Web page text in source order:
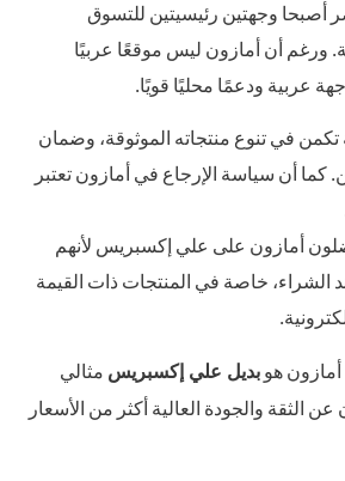
أصبحا وجهتين رئيسيتين للتسوق
ورغم أن أمازون ليس موقعًا عربيًا
عربية ودعمًا محليًا قويًا.
تكمن في تنوع منتجاته الموثوقة، وضمان
أن سياسة الإرجاع في أمازون تعتبر
أمازون على علي إكسبريس لأنهم
الشراء، خاصة في المنتجات ذات القيمة
هو بديل علي إكسبريس مثالي
الثقة والجودة العالية أكثر من الأسعار